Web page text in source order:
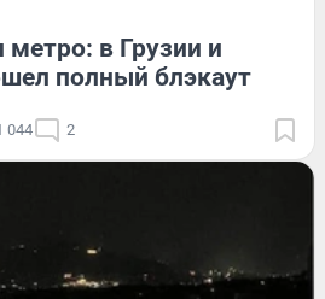
метро: в Грузии и
полный блэкаут
044 2